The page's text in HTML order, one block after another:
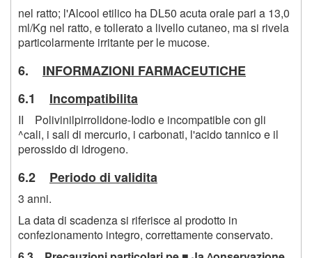
nel ratto; l'Alcool etilico ha DL50 acuta orale pari a 13,0
ml/Kg nel ratto, e tollerato a livello cutaneo, ma si rivela
particolarmente irritante per le mucose.
6. INFORMAZIONI FARMACEUTICHE
6.1 Incompatibilita
II Polivinilpirrolidone-Iodio e incompatible con gli
^cali, i sali di mercurio, i carbonati, l'acido tannico e il
perossido di idrogeno.
6.2 Periodo di validita
3 anni.
La data di scadenza si riferisce al prodotto in
confezionamento integro, correttamente conservato.